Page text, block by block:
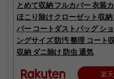
とめて収納 フルカバー 衣装
ほこり除け クローゼット収
バー コートダストバッグ シ
ングサイズ 防汚 整理 コート
収納 ダニ除け 防虫 通気
楽